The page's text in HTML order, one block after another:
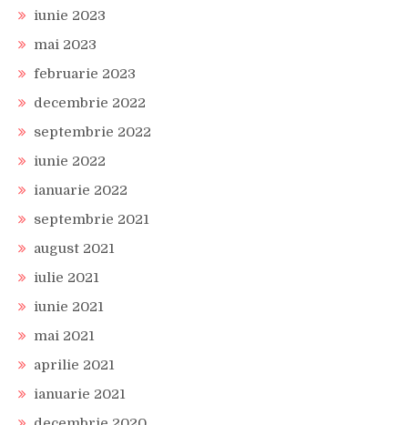
iunie 2023
mai 2023
februarie 2023
decembrie 2022
septembrie 2022
iunie 2022
ianuarie 2022
septembrie 2021
august 2021
iulie 2021
iunie 2021
mai 2021
aprilie 2021
ianuarie 2021